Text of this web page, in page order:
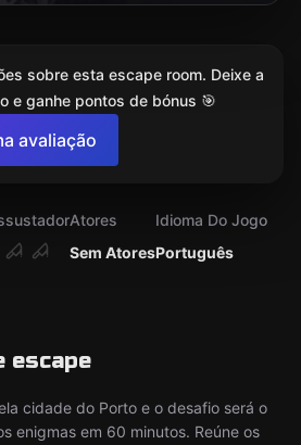
Sem Atores
Atores
Português
Idioma Do Jogo
escape
cidade do Porto e o desafio será o
enigmas em 60 minutos. Reúne os
sobre esta escape room. Deixe a
e ganhe pontos de bónus 🎯
avaliação